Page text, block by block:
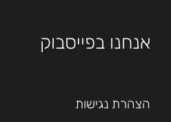
אנחנו בפייסבוק
הצהרת נגישות